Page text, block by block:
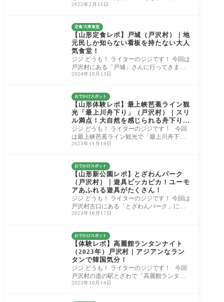
川店」さんに行ってきました！ 2月14日(金)
2025年2月15日
定食/大衆食堂
【山形定食レポ】戸城（戸沢村）｜地
元民しか知らない看板を持たない大人
気食堂！
ジジ どうも！ ライターのジジです！ 今回は
戸沢村にある「戸城」さんに行ってきまし
た！ おしどり夫婦が経営する愛され食堂
2024年10月13日
おでかけスポット
【山形体験レポ】最上峡芭蕉ライン観
光「最上川舟下り」（戸沢村）｜スリ
ル満点！大自然を感じられる舟下りス
ポット！
ジジ どうも！ ライターのジジです！ 今回
は最上峡芭蕉ライン観光で「最上川舟下
り」を体験してきたので、レポートしたい
2023年11月14日
おでかけスポット
【山形新公園レポ】とざわんパーク
（戸沢村）｜遊具ピッカピカ！ユーモ
アあふれる遊具がたくさん！
ジジ どうも！ ライターのジジです！ 今回は
戸沢村古口にある「とざわんパーク」に行
ってきました！ 「とざわんパーク」は、202
2023年10月17日
おでかけスポット
【体験レポ】高麗館ランタンナイト
（2023年）戸沢村｜アジアンなラン
タンで韓国気分！
ジジ どうも！ ライターのジジです！ 今回
戸沢村の道の駅とざわで「高麗館ランタン
ナイト」というイベントを鑑賞してきまし
2023年10月14日